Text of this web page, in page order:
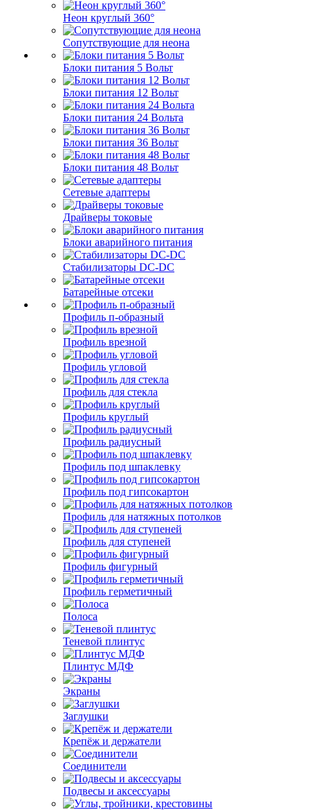
Неон круглый 360°
Сопутствующие для неона
Блоки питания 5 Вольт
Блоки питания 12 Вольт
Блоки питания 24 Вольта
Блоки питания 36 Вольт
Блоки питания 48 Вольт
Сетевые адаптеры
Драйверы токовые
Блоки аварийного питания
Стабилизаторы DC-DC
Батарейные отсеки
Профиль п-образный
Профиль врезной
Профиль угловой
Профиль для стекла
Профиль круглый
Профиль радиусный
Профиль под шпаклевку
Профиль под гипсокартон
Профиль для натяжных потолков
Профиль для ступеней
Профиль фигурный
Профиль герметичный
Полоса
Теневой плинтус
Плинтус МДФ
Экраны
Заглушки
Крепёж и держатели
Соединители
Подвесы и аксессуары